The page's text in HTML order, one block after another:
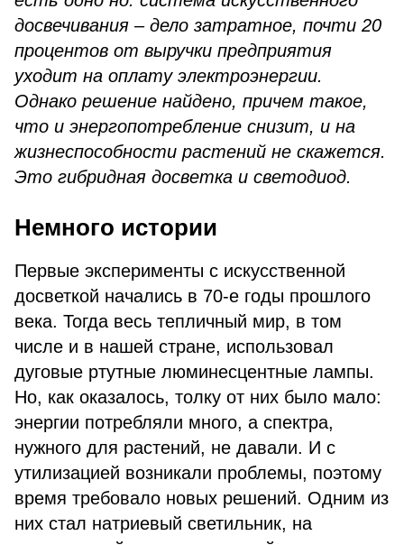
досвечивания – дело затратное, почти 20
процентов от выручки предприятия
уходит на оплату электроэнергии.
Однако решение найдено, причем такое,
что и энергопотребление снизит, и на
жизнеспособности растений не скажется.
Это гибридная досветка и светодиод.
Немного истории
Первые эксперименты с искусственной
досветкой начались в 70-е годы прошлого
века. Тогда весь тепличный мир, в том
числе и в нашей стране, использовал
дуговые ртутные люминесцентные лампы.
Но, как оказалось, толку от них было мало:
энергии потребляли много, а спектра,
нужного для растений, не давали. И с
утилизацией возникали проблемы, поэтому
время требовало новых решений. Одним из
них стал натриевый светильник, на